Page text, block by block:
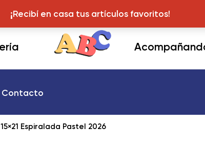
¡Recibí en casa tus articulos favoritos!
Contacto
Espiralada Pastel 2026
¡Recibí en casa tus artículos favoritos!